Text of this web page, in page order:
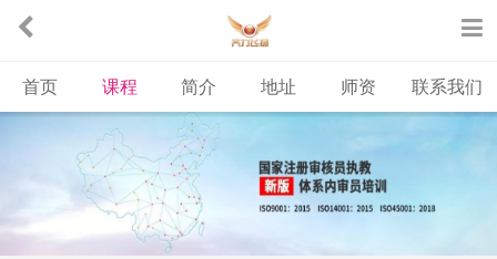
首页 课程 简介 地址 师资 联系我们